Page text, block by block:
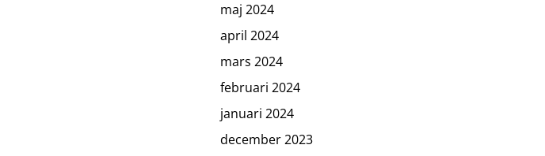
maj 2024
april 2024
mars 2024
februari 2024
januari 2024
december 2023